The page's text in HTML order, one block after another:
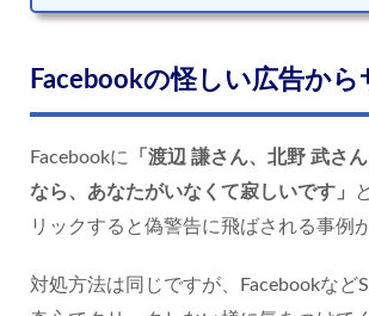
Facebookの怪しい広告か
Facebookに 「渡辺 謙さん、北野 武さ
なら、あなたがいなくて寂しいです」
リックすると偽警告に飛ばされる事例
対処方法は同じですが、Facebookな